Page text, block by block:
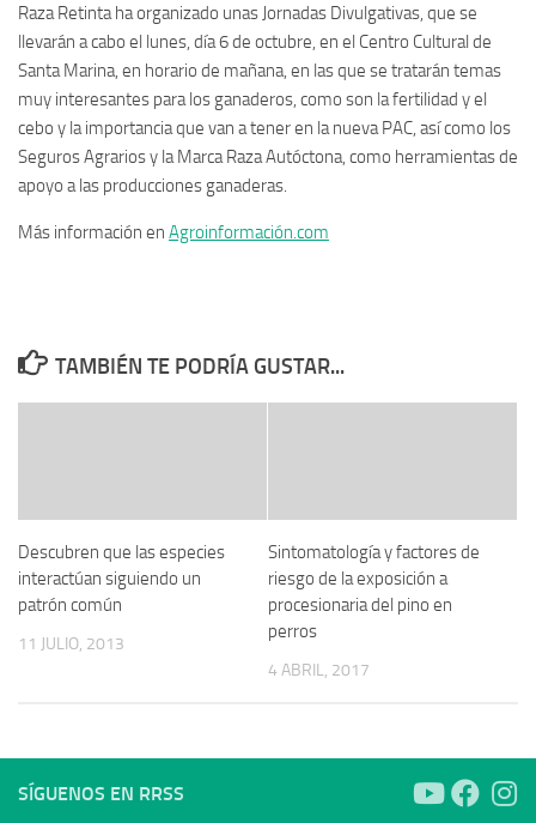
Raza Retinta ha organizado unas Jornadas Divulgativas, que se
llevarán a cabo el lunes, día 6 de octubre, en el Centro Cultural de
Santa Marina, en horario de mañana, en las que se tratarán temas
muy interesantes para los ganaderos, como son la fertilidad y el
cebo y la importancia que van a tener en la nueva PAC, así como los
Seguros Agrarios y la Marca Raza Autóctona, como herramientas de
apoyo a las producciones ganaderas.
Más información en Agroinformación.com
TAMBIÉN TE PODRÍA GUSTAR...
Descubren que las especies
interactúan siguiendo un
patrón común
11 JULIO, 2013
Sintomatología y factores de
riesgo de la exposición a
procesionaria del pino en
perros
4 ABRIL, 2017
SÍGUENOS EN RRSS